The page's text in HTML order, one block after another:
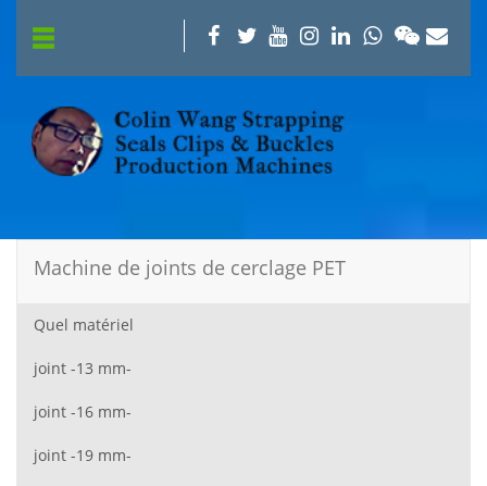
Machine de joints de cerclage PET
Quel matériel
joint -13 mm-
joint -16 mm-
joint -19 mm-